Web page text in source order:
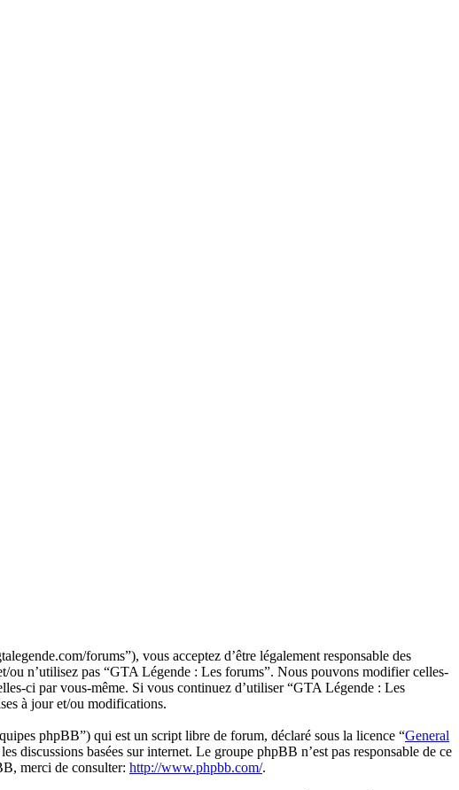
forums”), vous acceptez d’être légalement responsable des
ou n’utilisez pas “GTA Légende : Les forums”. Nous pouvons modifier celles-
ci par vous-même. Si vous continuez d’utiliser “GTA Légende : Les
à jour et/ou modifications.
phpBB”) qui est un script libre de forum, déclaré sous la licence “General
discussions basées sur internet. Le groupe phpBB n’est pas responsable de ce
merci de consulter: http://www.phpbb.com/.